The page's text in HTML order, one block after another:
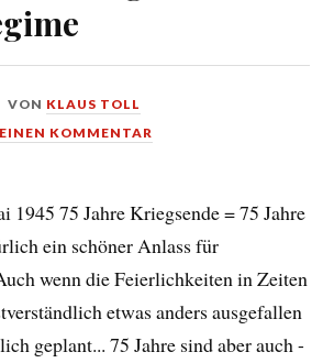
VON KLAUS TOLL
KOMMENTAR
1945 75 Jahre Kriegsende = 75 Jahre
ein schöner Anlass für
wenn die Feierlichkeiten in Zeiten
etwas anders ausgefallen
geplant... 75 Jahre sind aber auch -